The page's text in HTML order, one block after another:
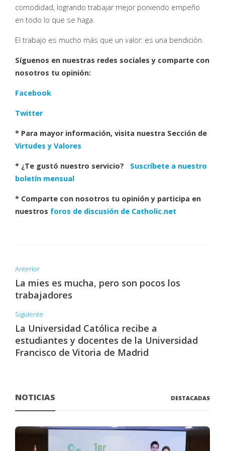
comodidad, logrando trabajar mejor poniendo empeño
en todo lo que se haga.
El trabajo es mucho más que un valor: es una bendición.
Síguenos en nuestras redes sociales y comparte con
nosotros tu opinión:
Facebook
Twitter
* Para mayor información, visita nuestra Sección de
Virtudes y Valores
* ¿Te gustó nuestro servicio? Suscríbete a nuestro
boletín mensual
* Comparte con nosotros tu opinión y participa en
nuestros foros de discusión de Catholic.net
Anterior
La mies es mucha, pero son pocos los
trabajadores
Siguiente
La Universidad Católica recibe a
estudiantes y docentes de la Universidad
Francisco de Vitoria de Madrid
NOTICIAS DESTACADAS